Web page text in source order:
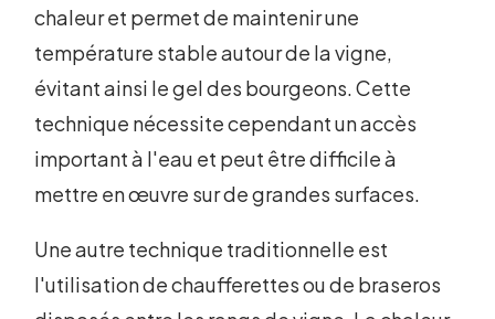
chaleur et permet de maintenir une
température stable autour de la vigne,
évitant ainsi le gel des bourgeons. Cette
technique nécessite cependant un accès
important à l'eau et peut être difficile à
mettre en œuvre sur de grandes surfaces.
Une autre technique traditionnelle est
l'utilisation de chaufferettes ou de braseros